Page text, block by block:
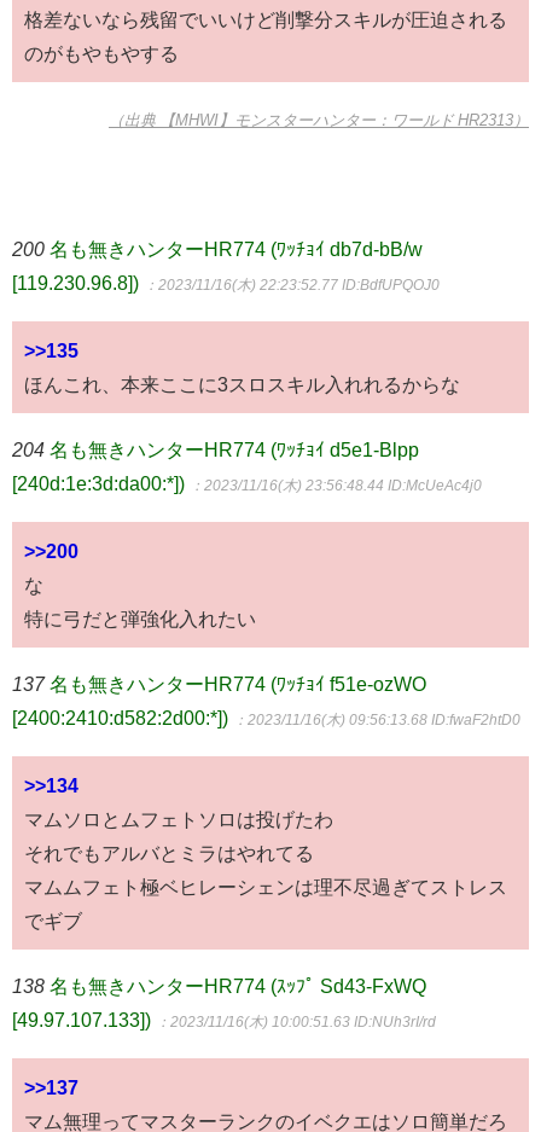
格差ないなら残留でいいけど削撃分スキルが圧迫される
のがもやもやする
（出典 【MHWI】モンスターハンター：ワールド HR2313）
200 名も無きハンターHR774 (ﾜｯﾁｮｲ db7d-bB/w
[119.230.96.8])
：2023/11/16(木) 22:23:52.77 ID:BdfUPQOJ0
>>135
ほんこれ、本来ここに3スロスキル入れれるからな
204 名も無きハンターHR774 (ﾜｯﾁｮｲ d5e1-Blpp
[240d:1e:3d:da00:*])
：2023/11/16(木) 23:56:48.44 ID:McUeAc4j0
>>200
な
特に弓だと弾強化入れたい
137 名も無きハンターHR774 (ﾜｯﾁｮｲ f51e-ozWO
[2400:2410:d582:2d00:*])
：2023/11/16(木) 09:56:13.68 ID:fwaF2htD0
>>134
マムソロとムフェトソロは投げたわ
それでもアルバとミラはやれてる
マムムフェト極ベヒレーシェンは理不尽過ぎてストレス
でギブ
138 名も無きハンターHR774 (ｽｯﾌﾟ Sd43-FxWQ
[49.97.107.133])
：2023/11/16(木) 10:00:51.63 ID:NUh3rI/rd
>>137
マム無理ってマスターランクのイベクエはソロ簡単だろ